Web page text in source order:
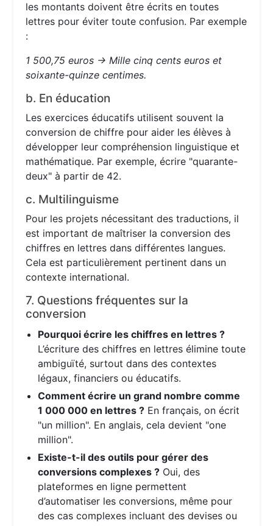
les montants doivent être écrits en toutes
lettres pour éviter toute confusion. Par exemple
:
1 500,75 euros → Mille cinq cents euros et
soixante-quinze centimes.
b. En éducation
Les exercices éducatifs utilisent souvent la
conversion de chiffre pour aider les élèves à
développer leur compréhension linguistique et
mathématique. Par exemple, écrire "quarante-
deux" à partir de 42.
c. Multilinguisme
Pour les projets nécessitant des traductions, il
est important de maîtriser la conversion des
chiffres en lettres dans différentes langues.
Cela est particulièrement pertinent dans un
contexte international.
7. Questions fréquentes sur la
conversion
Pourquoi écrire les chiffres en lettres ?
L’écriture des chiffres en lettres élimine toute
ambiguïté, surtout dans des contextes
légaux, financiers ou éducatifs.
Comment écrire un grand nombre comme
1 000 000 en lettres ? En français, on écrit
"un million". En anglais, cela devient "one
million".
Existe-t-il des outils pour gérer des
conversions complexes ? Oui, des
plateformes en ligne permettent
d’automatiser les conversions, même pour
des cas complexes incluant des devises ou